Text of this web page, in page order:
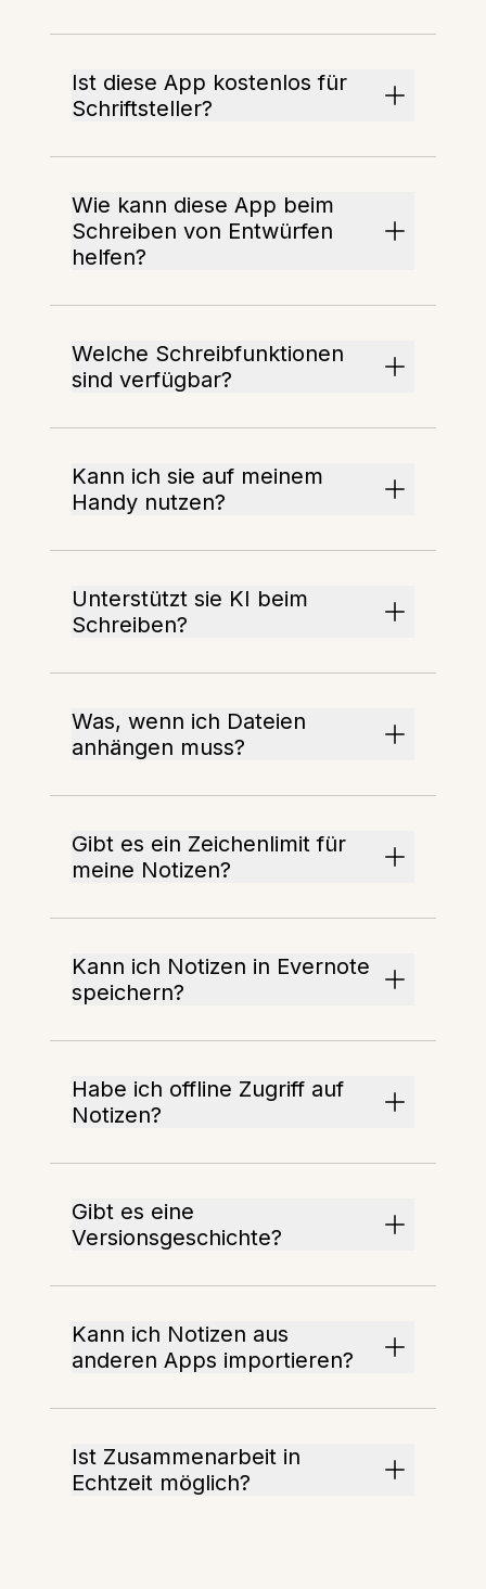
Ist diese App kostenlos für
Schriftsteller?
Wie kann diese App beim
Schreiben von Entwürfen
helfen?
Welche Schreibfunktionen
sind verfügbar?
Kann ich sie auf meinem
Handy nutzen?
Unterstützt sie KI beim
Schreiben?
Was, wenn ich Dateien
anhängen muss?
Gibt es ein Zeichenlimit für
meine Notizen?
Kann ich Notizen in Evernote
speichern?
Habe ich offline Zugriff auf
Notizen?
Gibt es eine
Versionsgeschichte?
Kann ich Notizen aus
anderen Apps importieren?
Ist Zusammenarbeit in
Echtzeit möglich?